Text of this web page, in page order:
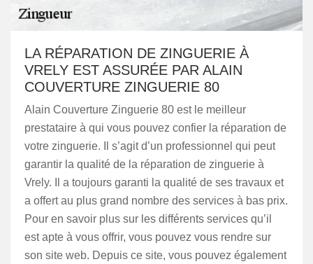
LA RÉPARATION DE ZINGUERIE À
VRELY EST ASSURÉE PAR ALAIN
COUVERTURE ZINGUERIE 80
Alain Couverture Zinguerie 80 est le meilleur
prestataire à qui vous pouvez confier la réparation de
votre zinguerie. Il s’agit d’un professionnel qui peut
garantir la qualité de la réparation de zinguerie à
Vrely. Il a toujours garanti la qualité de ses travaux et
a offert au plus grand nombre des services à bas prix.
Pour en savoir plus sur les différents services qu’il
est apte à vous offrir, vous pouvez vous rendre sur
son site web. Depuis ce site, vous pouvez également